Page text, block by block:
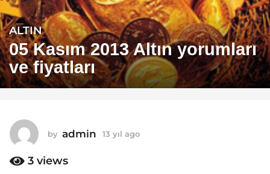
1
3
y
ı
l
o
1
3
ALTIN
05 Kasım 2013 Altın yorumları
ve fiyatları
by admin 13 yıl ago
3 views